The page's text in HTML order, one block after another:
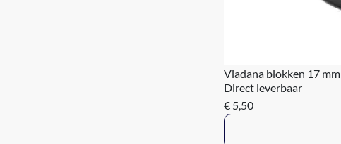
Viadana blokken 17 mm
Direct leverbaar
€ 5,50